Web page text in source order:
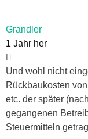
Grandler
1 Jahr her
Und wohl nicht
Rückbaukosten
etc. der später
gegangenen
Steuermitteln